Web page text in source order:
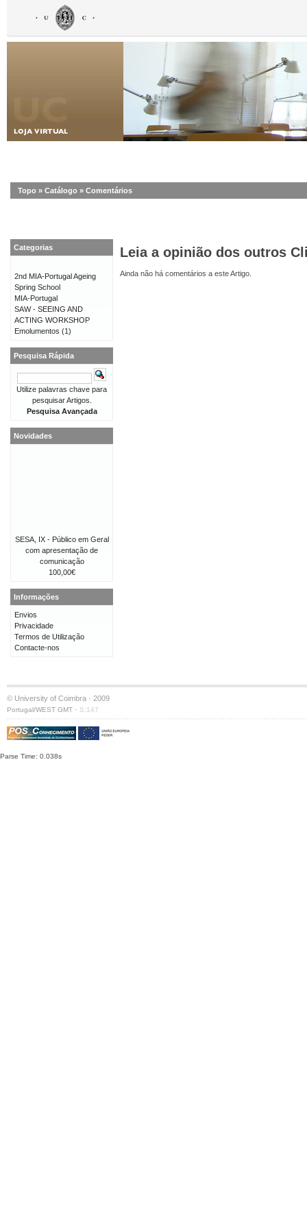
Topo » Catálogo » Comentários
Leia a opinião dos outros
Ainda não há comentários a este Artigo.
Categorias
2nd MIA-Portugal Ageing
Spring School
MIA-Portugal
SAW - SEEING AND
ACTING WORKSHOP
Emolumentos (1)
Pesquisa Rápida
Utilize palavras chave para
pesquisar Artigos.
Pesquisa Avançada
Novidades
SESA, IX - Público em Geral
com apresentação de
comunicação
100,00€
Informações
Envios
Privacidade
Termos de Utilização
Contacte-nos
© University of Coimbra · 2009
Portugal/WEST GMT · S:147
Parse Time: 0.038s